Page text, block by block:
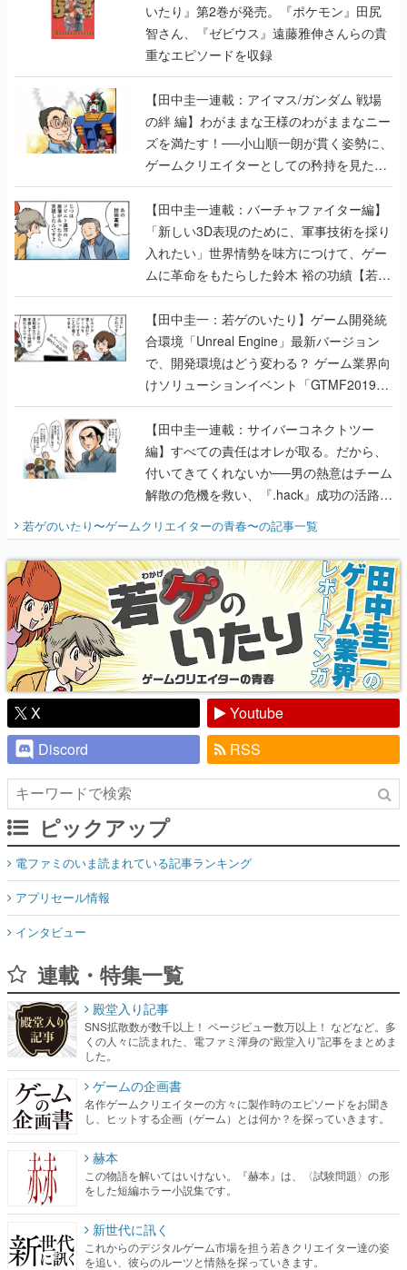
いたり』第2巻が発売。『ポケモン』田尻
智さん、『ゼビウス』遠藤雅伸さんらの貴
重なエピソードを収録
【田中圭一連載：アイマス/ガンダム 戦場
の絆 編】わがままな王様のわがままなニー
ズを満たす！──小山順一朗が貫く姿勢に、
ゲームクリエイターとしての矜持を見た
【若ゲのいたり最終回】
【田中圭一連載：バーチャファイター編】
「新しい3D表現のために、軍事技術を採り
入れたい」世界情勢を味方につけて、ゲー
ムに革命をもたらした鈴木 裕の功績【若ゲ
のいたり】
【田中圭一：若ゲのいたり】ゲーム開発統
合環境「Unreal Engine」最新バージョン
で、開発環境はどう変わる？ ゲーム業界向
けソリューションイベント「GTMF2019」
に行って、より理解を深めよう【PR】
【田中圭一連載：サイバーコネクトツー
編】すべての責任はオレが取る。だから、
付いてきてくれないか──男の熱意はチーム
解散の危機を救い、『.hack』成功の活路を
『少年ジャンプ』色だった【若ゲのいた
り】
若ゲのいたり〜ゲームクリエイターの青春〜の記事一覧
X
Youtube
Discord
RSS
ピックアップ
電ファミのいま読まれている記事ランキング
アプリセール情報
インタビュー
連載・特集一覧
殿堂入り記事
SNS拡散数が数千以上！ ページビュー数万以上！ などなど。多
くの人々に読まれた、電ファミ渾身の“殿堂入り”記事をまとめま
した。
ゲームの企画書
名作ゲームクリエイターの方々に製作時のエピソードをお聞き
し、ヒットする企画（ゲーム）とは何か？を探っていきます。
赫本
この物語を解いてはいけない。『赫本』は、〈試験問題〉の形
をした短編ホラー小説集です。
新世代に訊く
これからのデジタルゲーム市場を担う若きクリエイター達の姿
を追い、彼らのルーツと情熱を探っていきます。